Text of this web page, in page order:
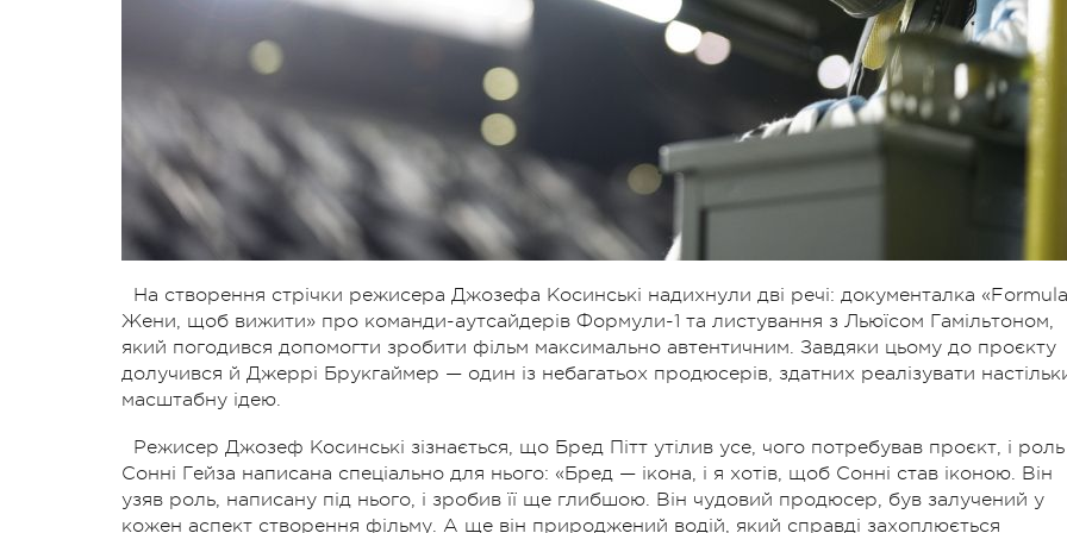
На створення стрічки режисера Джозефа Косинські надихнули дві речі: документалка «Formula
Жени, щоб вижити» про команди-аутсайдерів Формули-1 та листування з Льюїсом Гамільтоном,
який погодився допомогти зробити фільм максимально автентичним. Завдяки цьому до проєкту
долучився й Джеррі Брукгаймер — один із небагатьох продюсерів, здатних реалізувати
масштабну ідею.
Режисер Джозеф Косинські зізнається, що Бред Пітт утілив усе, чого потребував проєкт, і роль
Сонні Гейза написана спеціально для нього: «Бред — iкона, i я хотiв, щоб Соннi став iконою. Вiн
узяв роль, написану пiд нього, i зробив її ще глибшою. Вiн чудовий продюсер, був залучений у
кожен аспект створення фiльму. А ще вiн природжений водiй, який справдi захоплюється